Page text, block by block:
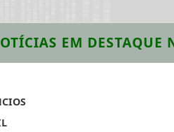
EM DESTAQUE